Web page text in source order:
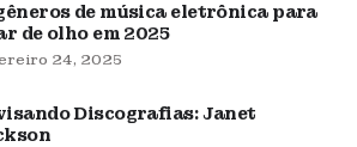
de música eletrônica para
de olho em 2025
24, 2025
Discografias: Janet